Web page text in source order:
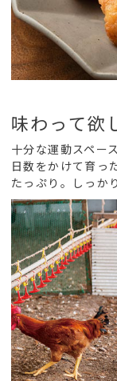
味わって欲
十分な運動スペー
日数をかけて育っ
たっぷり。しっか